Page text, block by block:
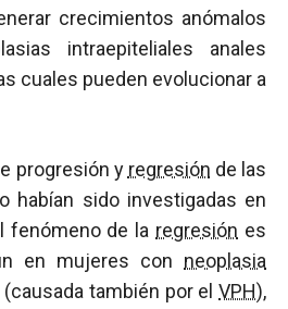
crecimientos anómalos
intraepiteliales anales
cuales pueden evolucionar a
progresión y regresión de las
habían sido investigadas en
fenómeno de la regresión es
en mujeres con neoplasia
también por el VPH),